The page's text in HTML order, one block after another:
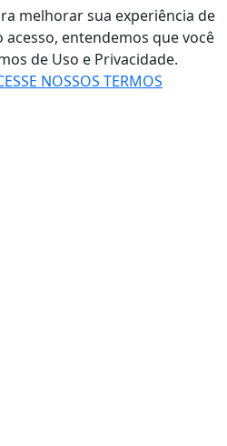
melhorar sua experiência de
entendemos que você
de Uso e Privacidade.
NOSSOS TERMOS